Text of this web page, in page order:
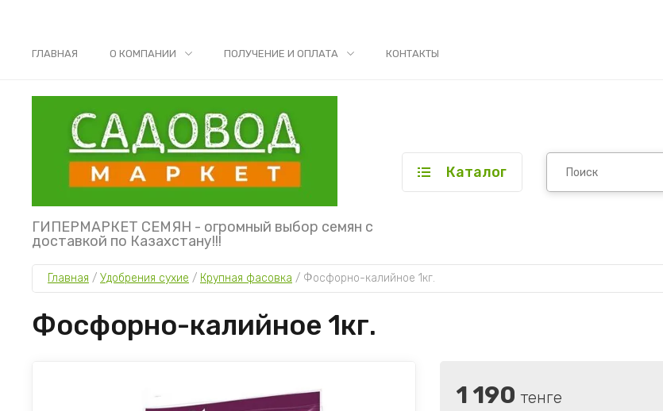
ГЛАВНАЯ О КОМПАНИИ ПОЛУЧЕНИЕ И ОПЛАТА КОНТАКТЫ
ГИПЕРМАРКЕТ СЕМЯН - огромный выбор семян с
доставкой по Казахстану!!!
Каталог
Главная / Удобрения сухие / Крупная фасовка / Фосфорно-калийное 1кг.
Фосфорно-калийное 1кг.
1 190 тенге